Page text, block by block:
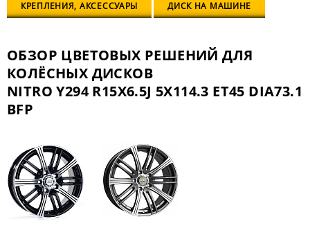
КРЕПЛЕНИЯ, АКСЕССУАРЫ ДИСК НА МАШИНЕ
ОБЗОР ЦВЕТОВЫХ РЕШЕНИЙ ДЛЯ
КОЛЁСНЫХ ДИСКОВ
NITRO Y294 R15X6.5J 5X114.3 ET45 DIA73.1
BFP